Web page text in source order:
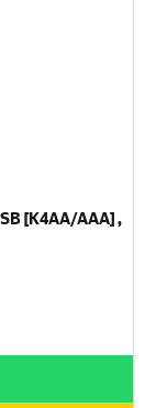
[K4AA/AAA] ,